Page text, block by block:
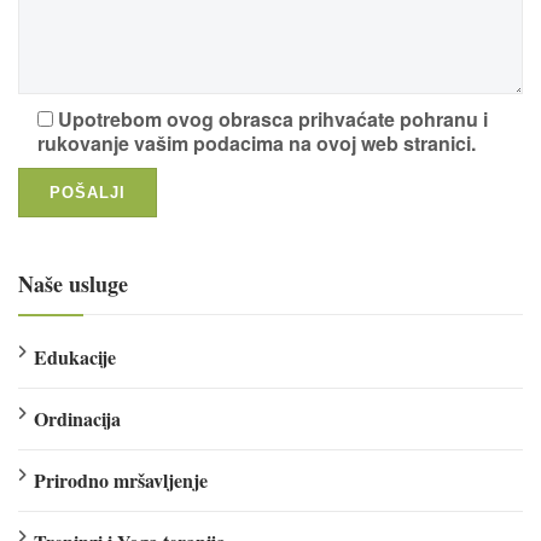
Upotrebom ovog obrasca prihvaćate pohranu i
rukovanje vašim podacima na ovoj web stranici.
Naše usluge
Edukacije
Ordinacija
Prirodno mršavljenje